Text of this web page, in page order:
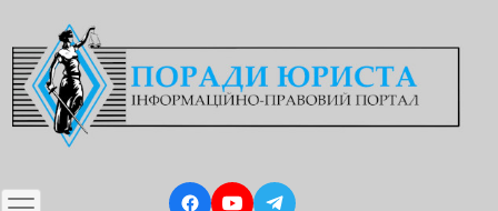
до
основного
вмісту